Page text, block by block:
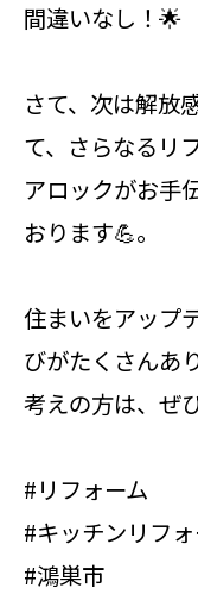
間違いなし！🌟
さて、次は解放
て、さらなるリ
アロックがお手
おります💪。
住まいをアップ
びがたくさんあ
考えの方は、ぜ
#リフォーム
#キッチンリフ
#鴻巣市